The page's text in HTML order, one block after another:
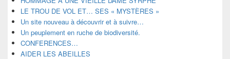
latérale
LE TROU DE VOL ET… SES « MYSTÈRES »
Un site nouveau à découvrir et à suivre…
Un peuplement en ruche de biodiversité.
CONFERENCES…
AIDER LES ABEILLES